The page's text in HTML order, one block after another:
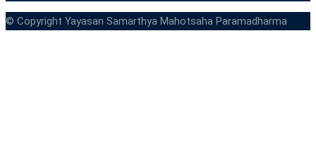
© Copyright Yayasan Samarthya Mahotsaha Paramadharma